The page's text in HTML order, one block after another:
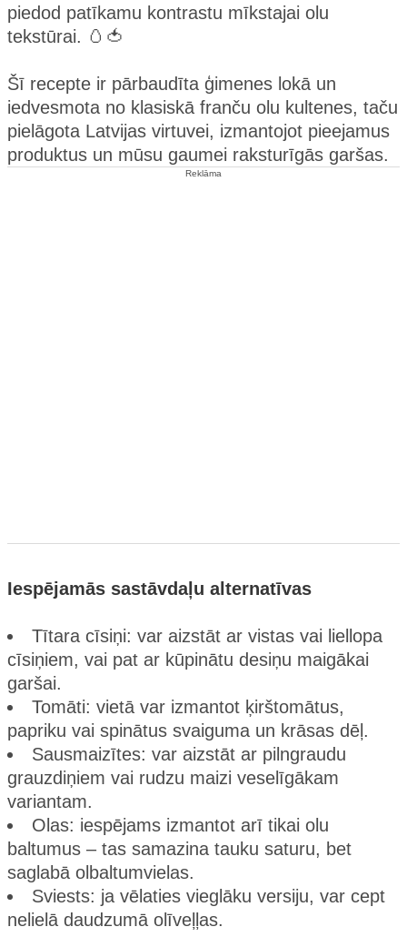
piedod patīkamu kontrastu mīkstajai olu
tekstūrai. 🥚🍅
Šī recepte ir pārbaudīta ģimenes lokā un
iedvesmota no klasiskā franču olu kultenes, taču
pielāgota Latvijas virtuvei, izmantojot pieejamus
produktus un mūsu gaumei raksturīgās garšas.
Reklāma
Iespējamās sastāvdaļu alternatīvas
Tītara cīsiņi: var aizstāt ar vistas vai liellopa
cīsiņiem, vai pat ar kūpinātu desiņu maigākai
garšai.
Tomāti: vietā var izmantot ķirštomātus,
papriku vai spinātus svaiguma un krāsas dēļ.
Sausmaizītes: var aizstāt ar pilngraudu
grauzdiņiem vai rudzu maizi veselīgākam
variantam.
Olas: iespējams izmantot arī tikai olu
baltumus – tas samazina tauku saturu, bet
saglabā olbaltumvielas.
Sviests: ja vēlaties vieglāku versiju, var cept
nelielā daudzumā olīveļļas.